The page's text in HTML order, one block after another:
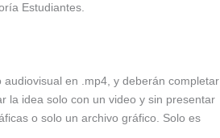
Estudiantes.
en .mp4, y deberán completar
la idea solo con un video y sin presentar
o solo un archivo gráfico. Solo es